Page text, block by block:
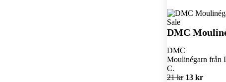
Sale
DMC
DMC
Moulinégarn från
C.
21 kr 13 kr